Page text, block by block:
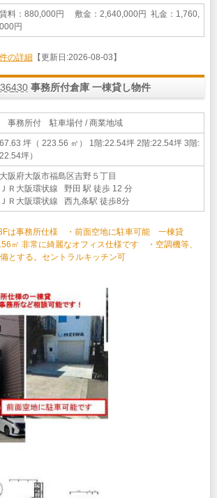
賃料：880,000円 敷金：2,640,000円 礼金：1,760,
000円
の詳細 【更新日:2026-08-03】
事務所付倉庫 一棟貸し物件
事務所付 駐車場付 / 商業地域
67.63 坪（ 223.56 ㎡）
1階:22.54坪 2階:22.54坪 3階:
22.54坪）
大阪府大阪市福島区吉野５丁目
ＪＲ大阪環状線 野田 駅 徒歩 12 分
ＪＲ大阪環状線 西九条駅 徒歩8分
は事務所仕様 ・前面空地に駐車可能 一棟貸
㎡ 非常に綺麗なオフィス仕様です ・空調機等、
とする。セントラルキッチン可